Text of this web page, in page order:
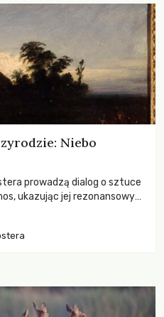
Niebo
prowadzą dialog o sztuce
ukazując jej rezonansowy